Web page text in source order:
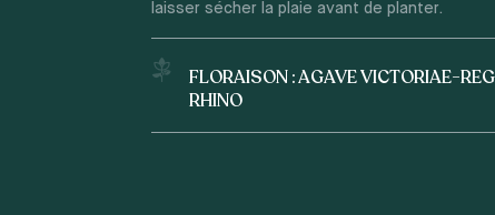
laisser sécher la plaie avant de planter.
FLORAISON : AGAVE VICTORIAE-
RHINO